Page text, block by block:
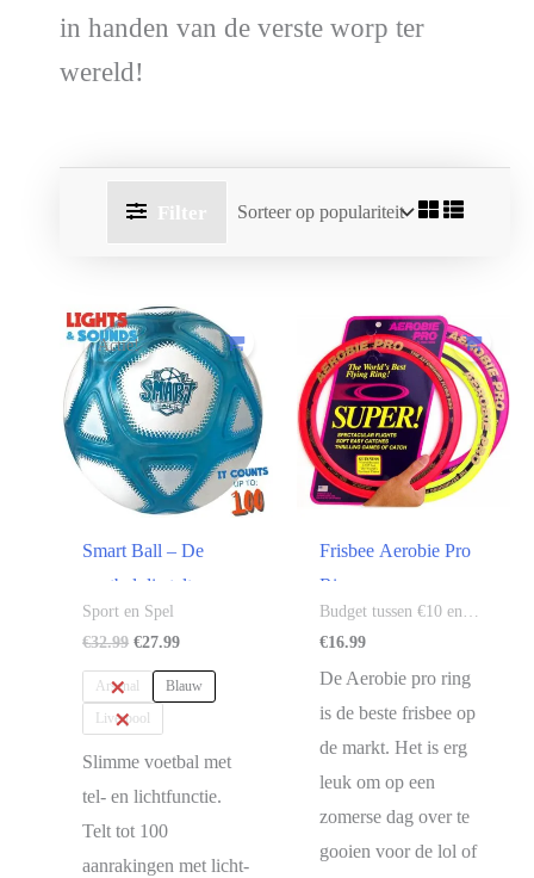
in handen van de verste worp ter
wereld!
Filter
Actie!
Smart Ball – De
voetbal die telt
Sport en Spel
€32.99 Oorspronkelijke
was:
€32.99.
€27.99Huidige
is:
€27.99.
Arsenal
Blauw
Liverpool
Slimme voetbal met
tel- en lichtfunctie.
Telt tot 100
aanrakingen met licht-
Frisbee Aerobie Pro
Ring
Budget tussen €10 en
€20
€16.99
De Aerobie pro ring
is de beste frisbee op
de markt. Het is erg
leuk om op een
zomerse dag over te
gooien voor de lol of